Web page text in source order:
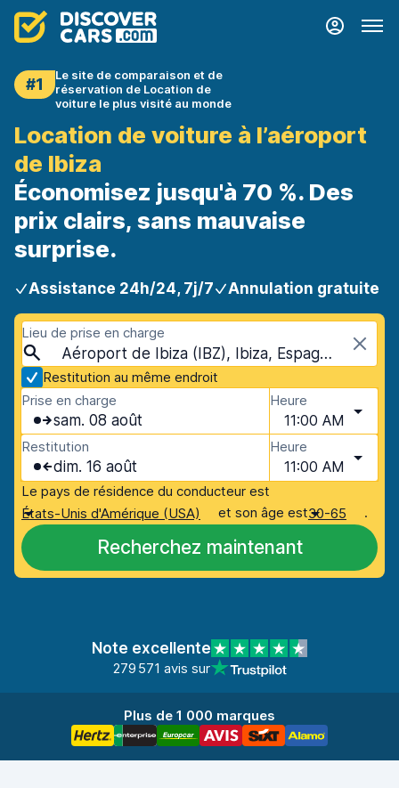
#1
Le site de comparaison et de
réservation de Location de
voiture le plus visité au monde
Location de voiture à l’aéroport
de Ibiza
Économisez jusqu'à 70 %. Des
prix clairs, sans mauvaise
surprise.
Assistance 24h/24, 7j/7 Annulation gratuite
Lieu de prise en charge
Aéroport de Ibiza (IBZ), Ibiza, Espagne - Iles Baléares
Restitution au même endroit
Prise en charge
sam. 08 août
Heure
11:00 AM
Restitution
dim. 16 août
Heure
11:00 AM
Le pays de résidence du conducteur est
États-Unis d'Amérique (USA)
et son âge est30-65 .
Recherchez maintenant
Note excellente
279 571 avis sur
Plus de 1 000 marques